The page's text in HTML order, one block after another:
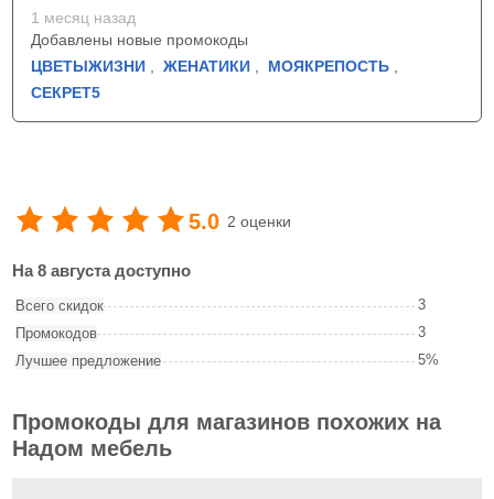
1 месяц назад
Добавлены новые промокоды
ЦВЕТЫЖИЗНИ
ЖЕНАТИКИ МОЯКРЕПОСТЬ
СЕКРЕТ5
5.0 2 оценки
На 8 августа доступно
Всего скидок
3
Промокодов
3
Лучшее предложение
5%
Промокоды для магазинов похожих на
Надом мебель